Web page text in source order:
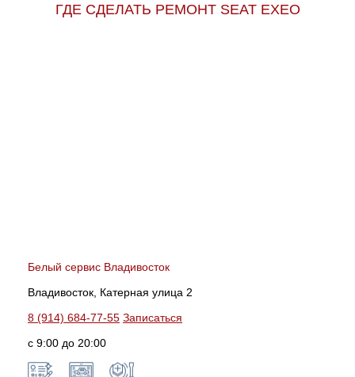
ГДЕ СДЕЛАТЬ РЕМОНТ SEAT EXEO
Белый сервис Владивосток
Владивосток, Катерная улица 2
8 (914) 684-77-55 Записаться
с 9:00 до 20:00